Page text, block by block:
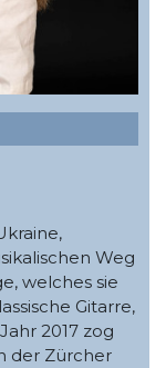
Weg
welches sie
Gitarre,
2017 zog
der Zürcher